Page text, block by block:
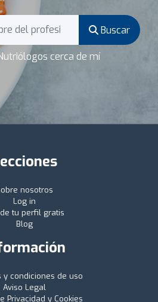
Buscar
cerca de mí
nosotros
Log in
tu perfil gratis
Blog
y condiciones de uso
Aviso Legal
Privacidad y Cookies